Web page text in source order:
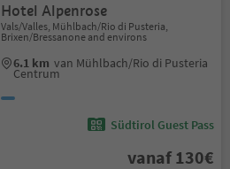
Hotel Alpenrose
Vals/Valles, Mühlbach/Rio di Pusteria,
Brixen/Bressanone and environs
6.1 km van Mühlbach/Rio di Pusteria
Centrum
Südtirol Guest Pass
vanaf 130€